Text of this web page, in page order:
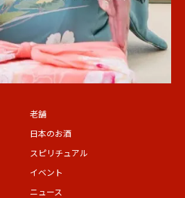
老舗
日本のお酒
スピリチュアル
イベント
ニュース